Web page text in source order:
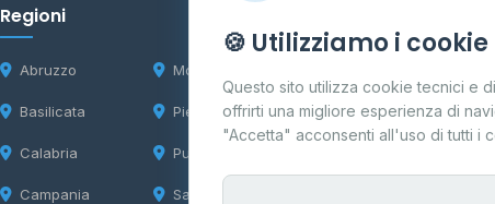
Regioni
Abruzzo
Basilicata
Calabria
Campania
Molise
Piemonte
Puglia
Sardegna
Contatti
Per gestori
🍪 Utilizziamo i cookie
Questo sito utilizza cookie tecnici e
offrirti una migliore esperienza di
"Accetta" acconsenti all'uso di tutti i